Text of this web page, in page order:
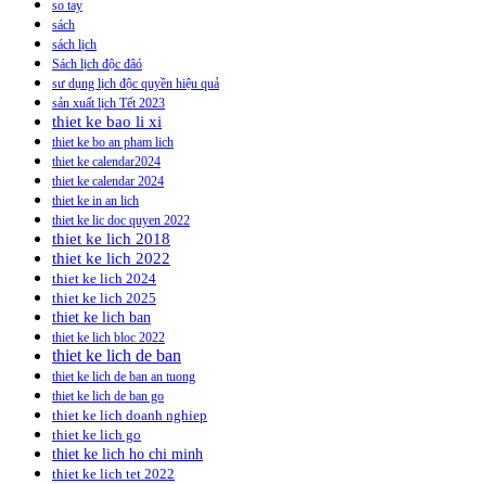
so tay
sách
sách lịch
Sách lịch độc đâó
sư dụng lịch độc quyền hiệu quả
sản xuất lịch Tết 2023
thiet ke bao li xi
thiet ke bo an pham lich
thiet ke calendar2024
thiet ke calendar 2024
thiet ke in an lich
thiet ke lic doc quyen 2022
thiet ke lich 2018
thiet ke lich 2022
thiet ke lich 2024
thiet ke lich 2025
thiet ke lich ban
thiet ke lich bloc 2022
thiet ke lich de ban
thiet ke lich de ban an tuong
thiet ke lich de ban go
thiet ke lich doanh nghiep
thiet ke lich go
thiet ke lich ho chi minh
thiet ke lich tet 2022